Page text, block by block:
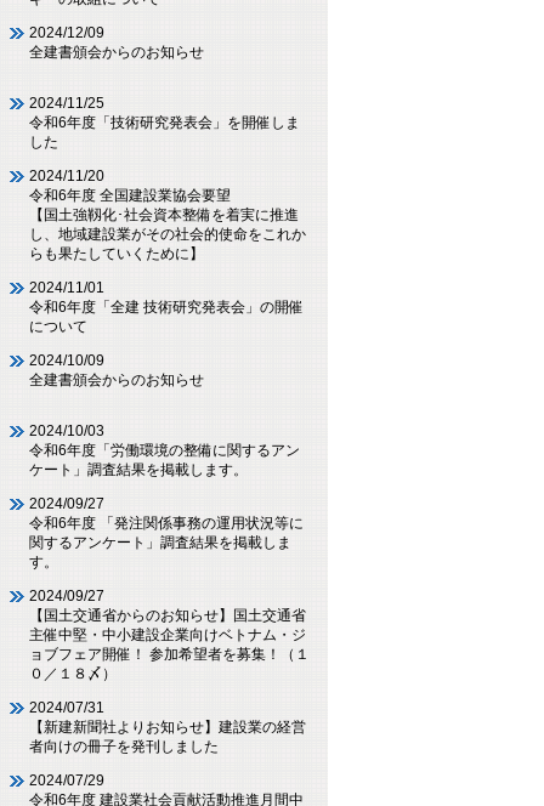
2024/12/09
全建書頒会からのお知らせ
2024/11/25
令和6年度「技術研究発表会」を開催しま
した
2024/11/20
令和6年度 全国建設業協会要望
【国土強靱化･社会資本整備を着実に推進
し、地域建設業がその社会的使命をこれか
らも果たしていくために】
2024/11/01
令和6年度「全建 技術研究発表会」の開催
について
2024/10/09
全建書頒会からのお知らせ
2024/10/03
令和6年度「労働環境の整備に関するアン
ケート」調査結果を掲載します。
2024/09/27
令和6年度 「発注関係事務の運用状況等に
関するアンケート」調査結果を掲載しま
す。
2024/09/27
【国土交通省からのお知らせ】国土交通省
主催中堅・中小建設企業向けベトナム・ジ
ョブフェア開催！ 参加希望者を募集！（１
０／１８〆）
2024/07/31
【新建新聞社よりお知らせ】建設業の経営
者向けの冊子を発刊しました
2024/07/29
令和6年度 建設業社会貢献活動推進月間中